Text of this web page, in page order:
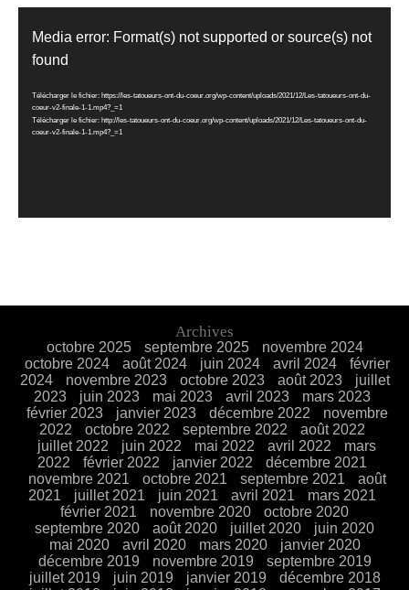
vidéo
Media error: Format(s) not supported or source(s) not
found
Télécharger le fichier: https://les-tatoueurs-ont-du-coeur.org/wp-content/uploads/2021/12/Les-tatoueurs-ont-du-
coeur-v2-finale-1-1.mp4?_=1
Télécharger le fichier: http://les-tatoueurs-ont-du-coeur.org/wp-content/uploads/2021/12/Les-tatoueurs-ont-du-
coeur-v2-finale-1-1.mp4?_=1
Archives
octobre 2025 septembre 2025
novembre 2024
octobre 2024
août 2024 juin 2024 avril 2024
février
2024
novembre 2023 octobre 2023 août 2023
juillet
2023
juin 2023 mai 2023 avril 2023
mars 2023
février 2023
janvier 2023 décembre 2022
novembre
2022
octobre 2022 septembre 2022
août 2022
juillet 2022
juin 2022 mai 2022 avril 2022
mars
2022
février 2022 janvier 2022
décembre 2021
novembre 2021
octobre 2021 septembre 2021
août
2021
juillet 2021 juin 2021 avril 2021
mars 2021
février 2021
novembre 2020
octobre 2020
septembre 2020
août 2020 juillet 2020
juin 2020
mai 2020
avril 2020 mars 2020
janvier 2020
décembre 2019
novembre 2019
septembre 2019
juillet 2019
juin 2019 janvier 2019
décembre 2018